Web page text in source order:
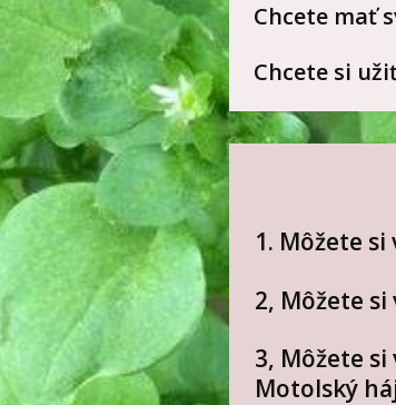
Chcete mať
Chcete si
1. Môžete
2, Môžete
3, Môžete
Motolský